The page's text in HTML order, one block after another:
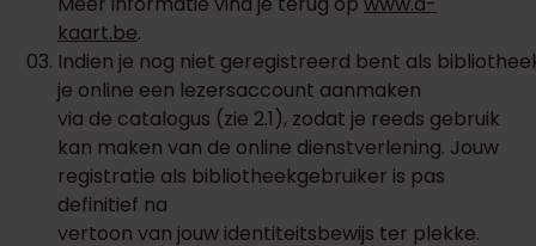
kaart.be.
Indien je nog niet geregistreerd bent als
je online een lezersaccount aanmaken
via de catalogus (zie 2.1), zodat je reeds gebruik
kan maken van de online dienstverlening. Jouw
registratie als bibliotheekgebruiker is pas
definitief na
vertoon van jouw identiteitsbewijs ter plekke.